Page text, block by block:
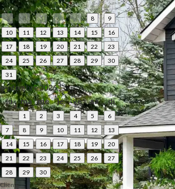
1
2
3
4 5 6 7 8
9
10
11 12 13 14 15
16
17
18 19 20 21 22
23
24
25 26 27 28 29
30
31
septembre 2026
lu
ma me je ve sa di
1 2 3 4 5
6
7
8 9 10 11 12
13
14
15 16 17 18 19
20
21
22 23 24 25 26
27
28
29
30
Clients